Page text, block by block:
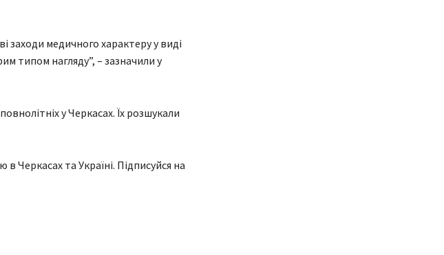
заходи медичного характеру у виді
типом нагляду”, – зазначили у
у Черкасах. Їх розшукали
Черкасах та Україні. Підписуйся на